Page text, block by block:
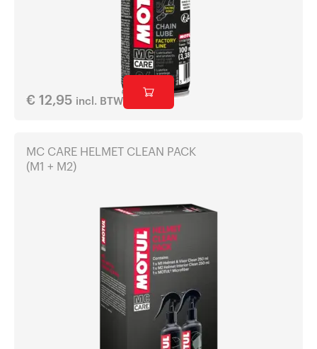
€ 12,95 incl. BTW
MC CARE HELMET CLEAN PACK
(M1 + M2)